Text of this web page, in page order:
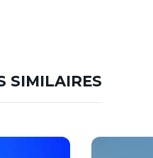
SIMILAIRES